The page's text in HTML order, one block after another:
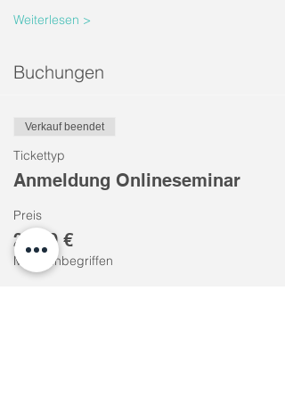
Weiterlesen >
Buchungen
Verkauf beendet
Tickettyp
Anmeldung Onlineseminar
Preis
29,00 €
MwSt. inbegriffen